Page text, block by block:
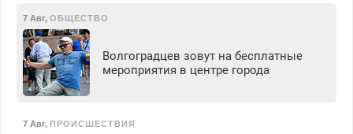
7 Авг, ОБЩЕСТВО
Волгоградцев зовут на бесплатные
мероприятия в центре города
7 Авг, ПРОИСШЕСТВИЯ